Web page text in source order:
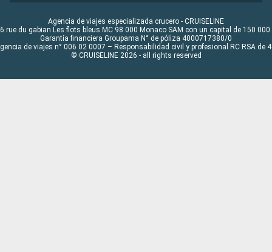
Agencia de viajes especializada crucero - CRUISELINE
rue du gabian Les flots bleus MC 98 000 Monaco SAM con un capital de 150 000
Garantía financiera Groupama N° de póliza 4000717380/0
de viajes n° 006 02 0007 – Responsabilidad civil y profesional RC RSA de
© CRUISELINE 2026 - all rights reserved